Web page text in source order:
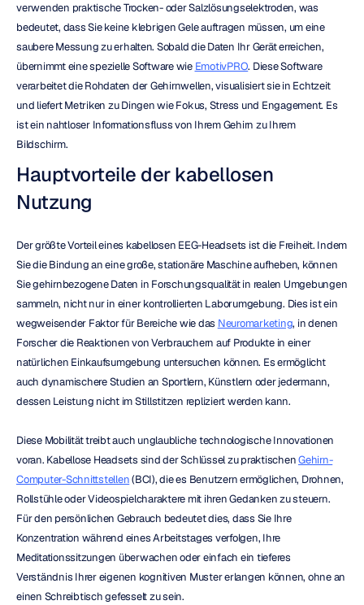
verwenden praktische Trocken- oder Salzlösungselektroden, was
bedeutet, dass Sie keine klebrigen Gele auftragen müssen, um eine
saubere Messung zu erhalten. Sobald die Daten Ihr Gerät erreichen,
übernimmt eine spezielle Software wie EmotivPRO. Diese Software
verarbeitet die Rohdaten der Gehirnwellen, visualisiert sie in Echtzeit
und liefert Metriken zu Dingen wie Fokus, Stress und Engagement. Es
ist ein nahtloser Informationsfluss von Ihrem Gehirn zu Ihrem
Bildschirm.
Hauptvorteile der kabellosen
Nutzung
Der größte Vorteil eines kabellosen EEG-Headsets ist die Freiheit. Indem
Sie die Bindung an eine große, stationäre Maschine aufheben, können
Sie gehirnbezogene Daten in Forschungsqualität in realen Umgebungen
sammeln, nicht nur in einer kontrollierten Laborumgebung. Dies ist ein
wegweisender Faktor für Bereiche wie das Neuromarketing, in denen
Forscher die Reaktionen von Verbrauchern auf Produkte in einer
natürlichen Einkaufsumgebung untersuchen können. Es ermöglicht
auch dynamischere Studien an Sportlern, Künstlern oder jedermann,
dessen Leistung nicht im Stillstitzen repliziert werden kann.
Diese Mobilität treibt auch unglaubliche technologische Innovationen
voran. Kabellose Headsets sind der Schlüssel zu praktischen Gehirn-
Computer-Schnittstellen (BCI), die es Benutzern ermöglichen, Drohnen,
Rollstühle oder Videospielcharaktere mit ihren Gedanken zu steuern.
Für den persönlichen Gebrauch bedeutet dies, dass Sie Ihre
Konzentration während eines Arbeitstages verfolgen, Ihre
Meditationssitzungen überwachen oder einfach ein tieferes
Verständnis Ihrer eigenen kognitiven Muster erlangen können, ohne an
einen Schreibtisch gefesselt zu sein.